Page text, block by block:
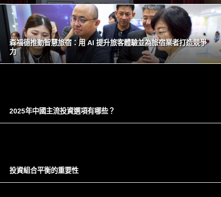
森福德推動智慧旅宿：用 AI 提升旅客體驗並為旅宿業者打造競爭
力
2025年中國主流投資選項有哪些？
投資組合平衡的重要性